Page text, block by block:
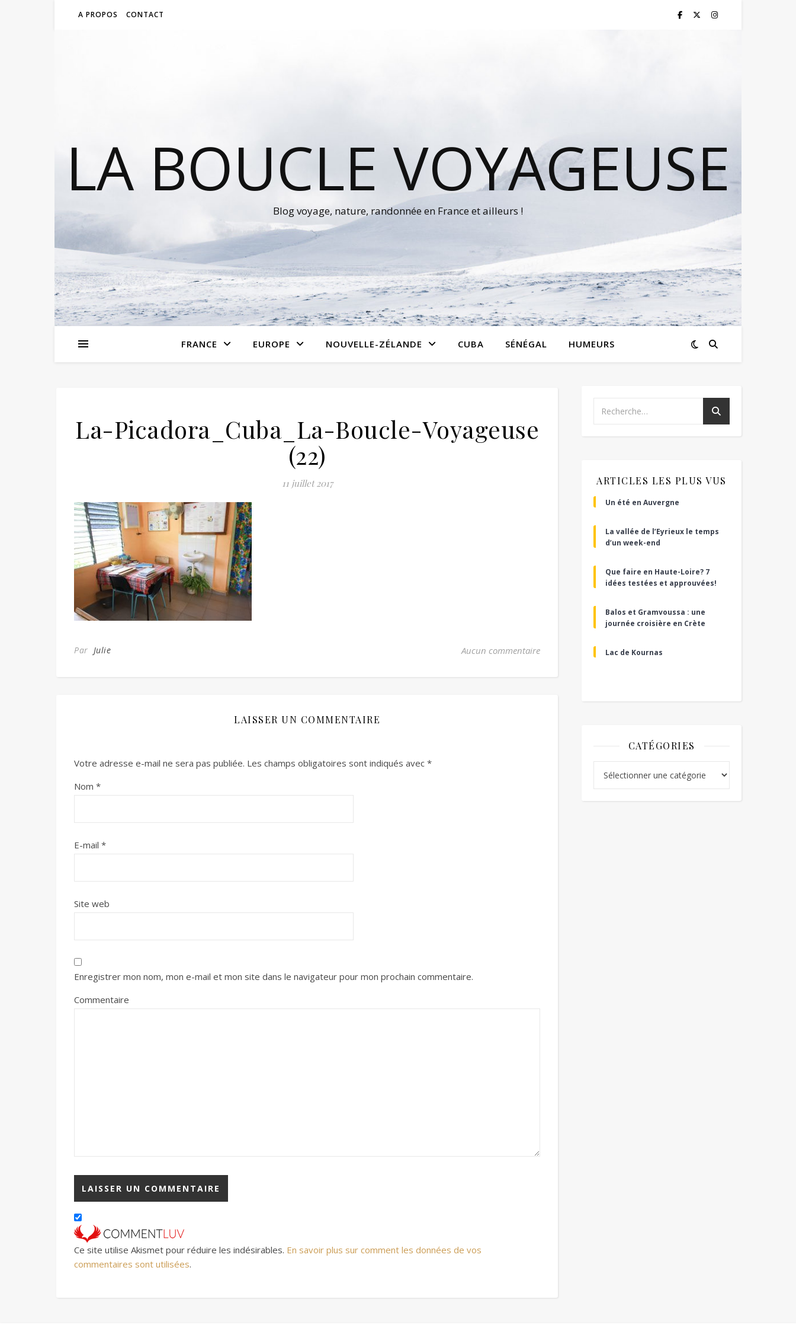
A PROPOS CONTACT
LA BOUCLE VOYAGEUSE
Blog voyage, nature, randonnée en France et ailleurs !
FRANCE EUROPE NOUVELLE-ZÉLANDE CUBA SÉNÉGAL HUMEURS
La-Picadora_Cuba_La-Boucle-Voyageuse
(22)
11 juillet 2017
Par Julie Aucun commentaire
LAISSER UN COMMENTAIRE
Votre adresse e-mail ne sera pas publiée. Les champs obligatoires sont indiqués avec *
Nom *
E-mail *
Site web
Enregistrer mon nom, mon e-mail et mon site dans le navigateur pour mon prochain commentaire.
Commentaire
Ce site utilise Akismet pour réduire les indésirables. En savoir plus sur comment les données de vos
commentaires sont utilisées.
ARTICLES LES PLUS VUS
Un été en Auvergne
La vallée de l’Eyrieux le temps
d’un week-end
Que faire en Haute-Loire? 7
idées testées et approuvées!
Balos et Gramvoussa : une
journée croisière en Crète
Lac de Kournas
CATÉGORIES